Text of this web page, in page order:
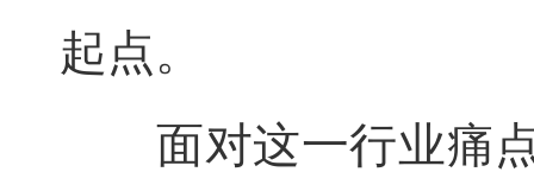
起点。
面对这一行业痛点